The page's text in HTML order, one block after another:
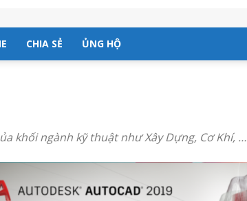
CHIA SẺ ỦNG HỘ
khối ngành kỹ thuật như Xây Dựng, Cơ Khí, …